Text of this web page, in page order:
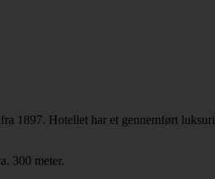
Hotellet har et gennemført
300 meter.